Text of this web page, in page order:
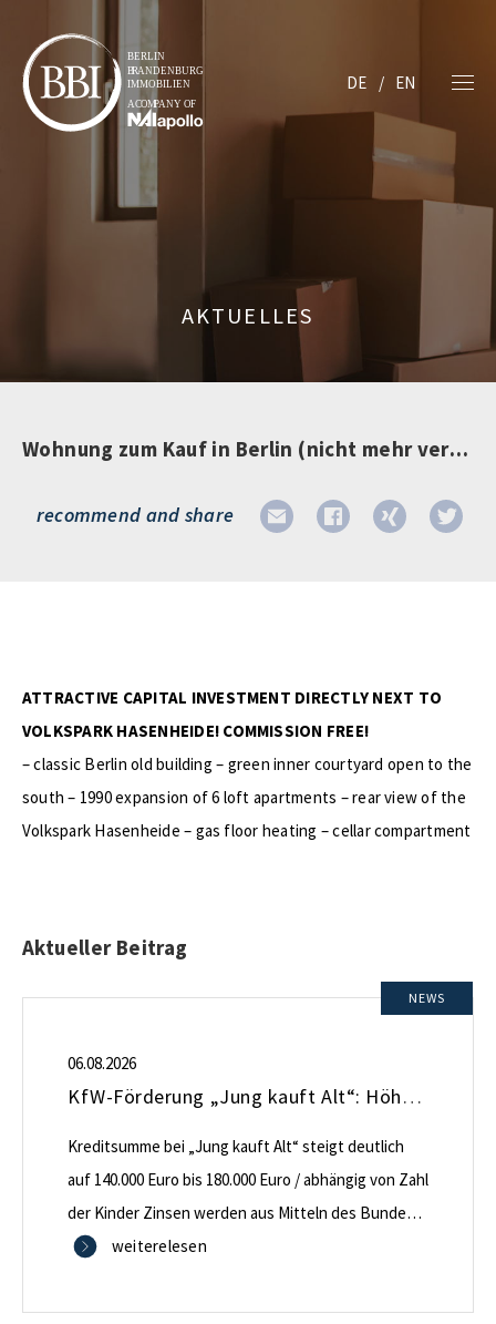
DE EN
AKTUELLES
Wohnung zum Kauf in Berlin (nicht mehr verfügbar)
recommend and share
ATTRACTIVE CAPITAL INVESTMENT DIRECTLY NEXT TO
VOLKSPARK HASENHEIDE! COMMISSION FREE!
– classic Berlin old building – green inner courtyard open to the
south – 1990 expansion of 6 loft apartments – rear view of the
Volkspark Hasenheide – gas floor heating – cellar compartment
Aktueller Beitrag
NEWS
06.08.2026
KfW-Förderung „Jung kauft Alt“: Höhere Kredite ab August 2026
Kreditsumme bei „Jung kauft Alt“ steigt deutlich
auf 140.000 Euro bis 180.000 Euro / abhängig von Zahl
der Kinder Zinsen werden aus Mitteln des Bundes
verbilligt: Heutiger Zins bei 0,53 Prozent effektiv bei
Antragstellende verpflichten sich zu energetischer
weiterelesen